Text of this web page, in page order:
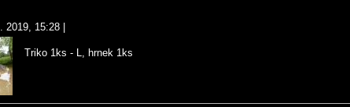
2019, 15:28
Triko 1ks - L, hrnek 1ks